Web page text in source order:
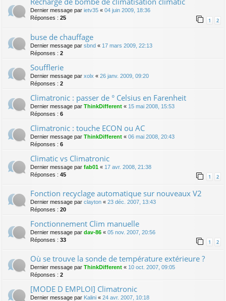
Dernier message par ietv35 « 04 juin 2009, 18:36
Réponses : 25 1 2
buse de chauffage
Dernier message par sbnd « 17 mars 2009, 22:13
Réponses : 2
Soufflerie
Dernier message par xolx « 26 janv. 2009, 09:20
Réponses : 2
Climatronic : passer de ° Celsius en Farenheit
Dernier message par ThinkDifferent « 15 mai 2008, 15:53
Réponses : 6
Climatronic : touche ECON ou AC
Dernier message par ThinkDifferent « 06 mai 2008, 20:43
Réponses : 6
Climatic vs Climatronic
Dernier message par fab01 « 17 avr. 2008, 21:38
Réponses : 45 1 2
Fonction recyclage automatique sur nouveaux V2
Dernier message par clayton « 23 déc. 2007, 13:43
Réponses : 20
Fonctionnement Clim manuelle
Dernier message par dav-86 « 05 nov. 2007, 20:56
Réponses : 33 1 2
Où se trouve la sonde de température extérieure ?
Dernier message par ThinkDifferent « 10 oct. 2007, 09:05
Réponses : 2
[MODE D EMPLOI] Climatronic
Dernier message par Kalini « 24 avr. 2007, 10:18